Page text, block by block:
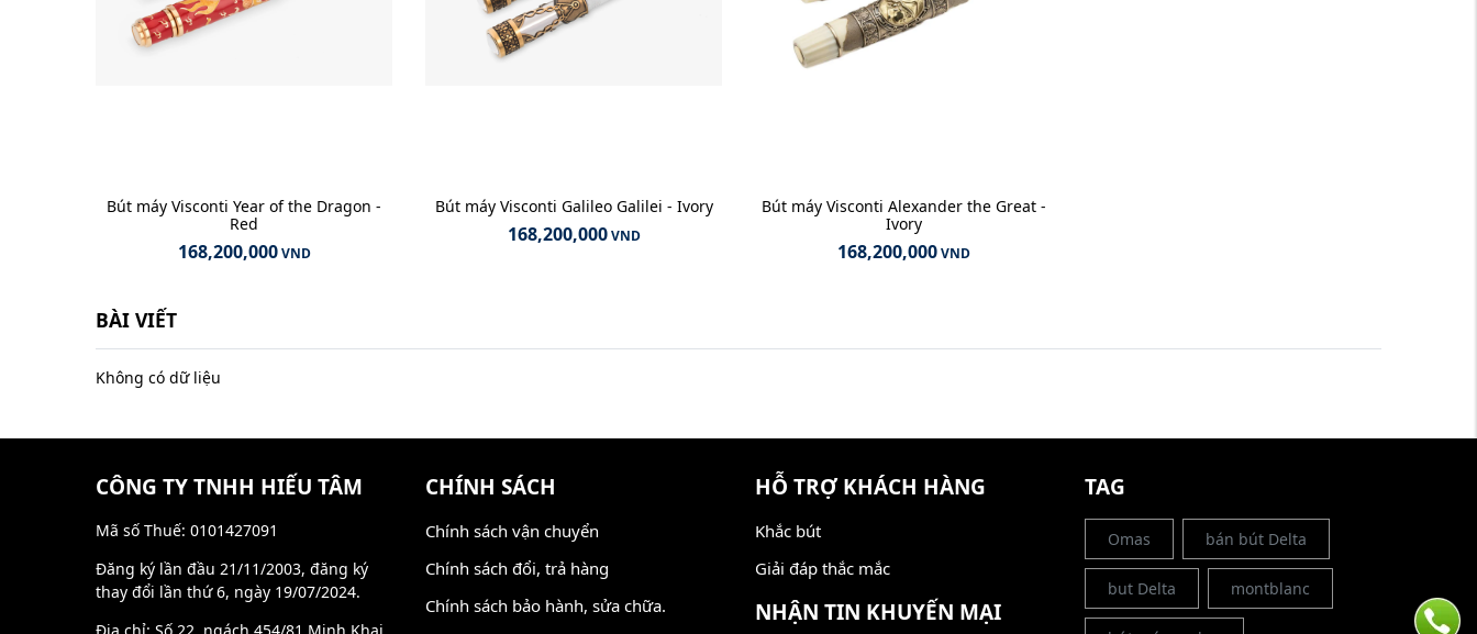
Bút máy Visconti Year of the Dragon -
Red
168,200,000 VND
Bút máy Visconti Galileo Galilei - Ivory
168,200,000 VND
Bút máy Visconti Alexander the Great -
Ivory
168,200,000 VND
BÀI VIẾT
Không có dữ liệu
CÔNG TY TNHH HIẾU TÂM
Mã số Thuế: 0101427091
Đăng ký lần đầu 21/11/2003, đăng ký
thay đổi lần thứ 6, ngày 19/07/2024.
CHÍNH SÁCH
Chính sách vận chuyển
Chính sách đổi, trả hàng
Chính sách bảo hành, sửa chữa.
HỖ TRỢ KHÁCH HÀNG
Khắc bút
Giải đáp thắc mắc
NHẬN TIN KHUYẾN MẠI
TAG
Omas bán bút Delta
but Delta montblanc